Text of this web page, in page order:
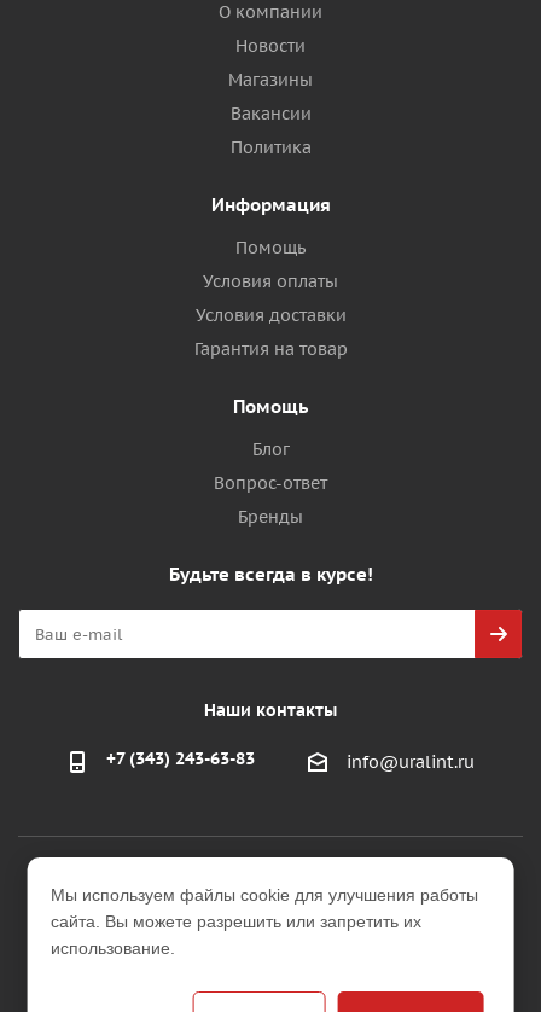
О компании
Новости
Магазины
Вакансии
Политика
Информация
Помощь
Условия оплаты
Условия доставки
Гарантия на товар
Помощь
Блог
Вопрос-ответ
Бренды
Будьте всегда в курсе!
Наши контакты
+7 (343) 243-63-83 info@uralint.ru
2026 © ООО "УралИнтерьер"
Интернет-магазин строительных и отделочных
Версия для печати
Мы используем файлы cookie для улучшения работы
сайта. Вы можете разрешить или запретить их
использование.